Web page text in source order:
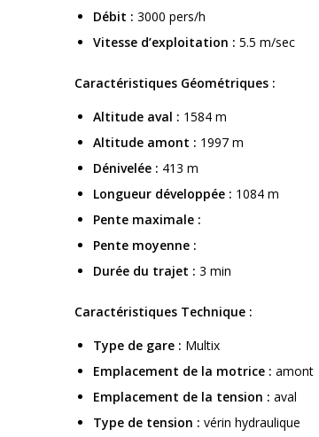
Débit : 3000 pers/h
Vitesse d’exploitation : 5.5 m/sec
Caractéristiques Géométriques :
Altitude aval : 1584 m
Altitude amont : 1997 m
Dénivelée : 413 m
Longueur développée : 1084 m
Pente maximale :
Pente moyenne :
Durée du trajet : 3 min
Caractéristiques Technique :
Type de gare : Multix
Emplacement de la motrice : amont
Emplacement de la tension : aval
Type de tension : vérin hydraulique